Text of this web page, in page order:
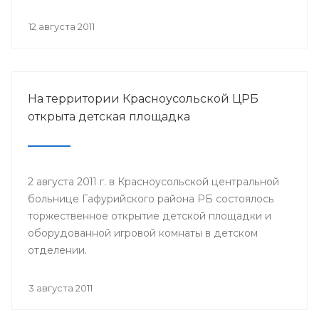
руководство и медицинский персонал РВФД,
12 августа 2011
На территории Красноусольской ЦРБ
открыта детская площадка
2 августа 2011 г. в Красноусольской центральной
больнице Гафурийского района РБ состоялось
торжественное открытие детской площадки и
оборудованной игровой комнаты в детском
отделении.
3 августа 2011